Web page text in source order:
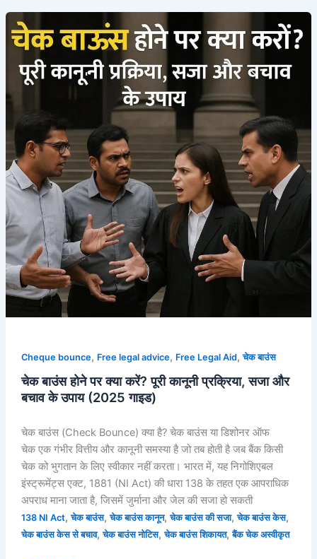
Cheque bounce, Free legal advice, Free Legal Aid,चेक बाउंस
चेक बाउंस होने पर क्या करें? पूरी कानूनी प्रक्रिया, सजा और
बचाव के उपाय (2025 गाइड)
चेक बाउंस (Check Bounce) क्या है? चेक बाउंस या डिशोनर ऑफ
चेक एक गंभीर वित्तीय और कानूनी समस्या है जो तब होती है जब बैंक किसी
चेक को भुगतान के लिए स्वीकार नहीं करता। भारत में, यह निगोशिएबल
इंस्ट्रूमेंट्स एक्ट, 1881 (NI Act) की धारा 138 के तहत एक आपराधिक
अपराध माना जाता है, जिसमें जुर्माना और जेल की सजा हो सकती
138 NI Act,चेक बाउंस,चेक बाउंस कानून,चेक बाउंस की सजा,चेक बाउंस केस,
चेक बाउंस केस से बचाव,चेक बाउंस नोटिस,चेक बाउंस शिकायत,बैंक चेक अस्वीकृत
चेक
बाउंस
होने
पर
क्या
पूरी
कानूनी
प्रक्रिया,
सजा
और
उपाय
(2025
गाइड)